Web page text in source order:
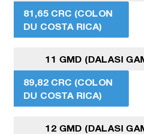
81,65 CRC (COLON
DU COSTA RICA)
11 GMD (DALASI
89,82 CRC (COLON
DU COSTA RICA)
12 GMD (DALASI